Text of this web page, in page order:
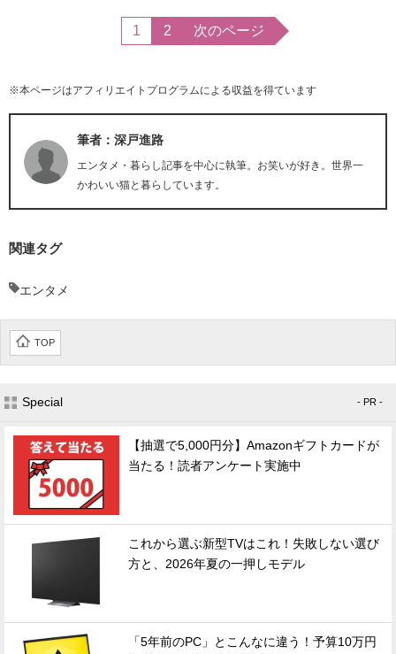
1 2 次のページ
※本ページはアフィリエイトプログラムによる収益を得ています
筆者：深戸進路
エンタメ・暮らし記事を中心に執筆。お笑いが好き。世界一
かわいい猫と暮らしています。
関連タグ
エンタメ
TOP
Special - PR -
【抽選で5,000円分】Amazonギフトカードが
当たる！読者アンケート実施中
これから選ぶ新型TVはこれ！失敗しない選び
方と、2026年夏の一押しモデル
「5年前のPC」とこんなに違う！予算10万円